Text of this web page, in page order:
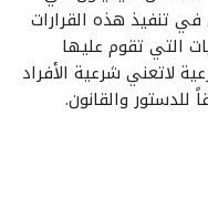
تنفيذ هذه القرارات
التي تقوم عليها
لاتعني شرعية الأفراد
والقانون.